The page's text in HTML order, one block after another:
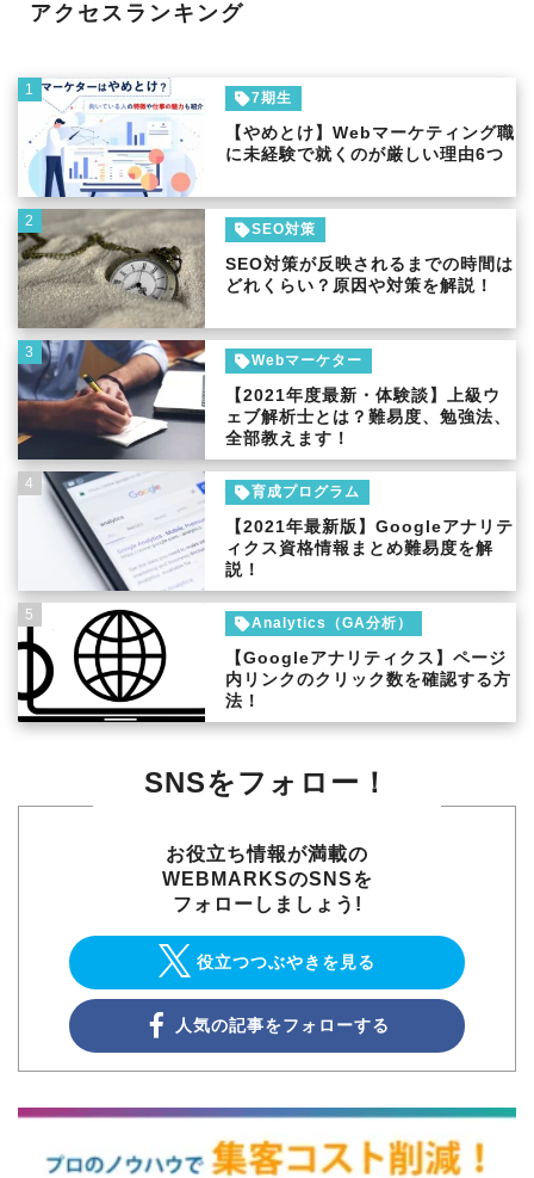
アクセスランキング
1
7期生
【やめとけ】Webマーケティング職
に未経験で就くのが厳しい理由6つ
2
SEO対策
SEO対策が反映されるまでの時間は
どれくらい？原因や対策を解説！
3
Webマーケター
【2021年度最新・体験談】上級ウ
ェブ解析士とは？難易度、勉強法、
全部教えます！
4
育成プログラム
【2021年最新版】Googleアナリテ
ィクス資格情報まとめ難易度を解
説！
5
Analytics（GA分析）
【Googleアナリティクス】ページ
内リンクのクリック数を確認する方
法！
SNSをフォロー！
お役立ち情報が満載の
WEBMARKSのSNSを
フォローしましょう!
役立つつぶやきを見る
人気の記事をフォローする